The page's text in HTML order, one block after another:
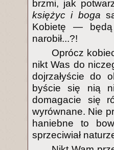
brzmi, jak
księżyc i boga
Kobietę —
narobił...?!
Oprócz
nikt Was do
dojrzałyście do
byście się nią
domagacie się
wyrównane. Nie
haniebne to
sprzeciwiał